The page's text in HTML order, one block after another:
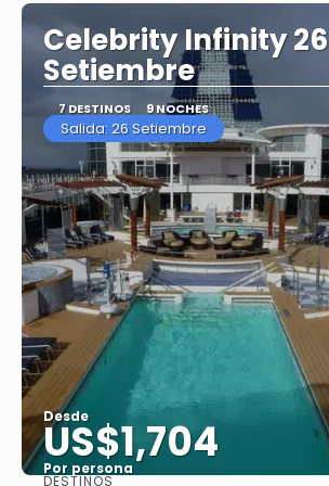
Celebrity Infinity 26
Setiembre
7 DESTINOS 9 NOCHES
Salida: 26 Setiembre
Desde
US$1,704
Por persona
DESTINOS